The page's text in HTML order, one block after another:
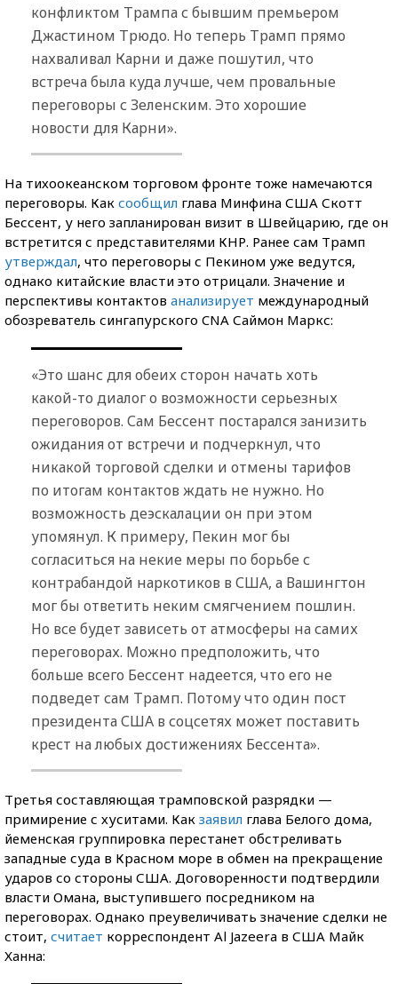
конфликтом Трампа с бывшим премьером
Джастином Трюдо. Но теперь Трамп прямо
нахваливал Карни и даже пошутил, что
встреча была куда лучше, чем провальные
переговоры с Зеленским. Это хорошие
новости для Карни».
На тихоокеанском торговом фронте тоже намечаются
переговоры. Как сообщил глава Минфина США Скотт
Бессент, у него запланирован визит в Швейцарию, где он
встретится с представителями КНР. Ранее сам Трамп
утверждал, что переговоры с Пекином уже ведутся,
однако китайские власти это отрицали. Значение и
перспективы контактов анализирует международный
обозреватель сингапурского CNA Саймон Маркс:
«Это шанс для обеих сторон начать хоть
какой-то диалог о возможности серьезных
переговоров. Сам Бессент постарался занизить
ожидания от встречи и подчеркнул, что
никакой торговой сделки и отмены тарифов
по итогам контактов ждать не нужно. Но
возможность деэскалации он при этом
упомянул. К примеру, Пекин мог бы
согласиться на некие меры по борьбе с
контрабандой наркотиков в США, а Вашингтон
мог бы ответить неким смягчением пошлин.
Но все будет зависеть от атмосферы на самих
переговорах. Можно предположить, что
больше всего Бессент надеется, что его не
подведет сам Трамп. Потому что один пост
президента США в соцсетях может поставить
крест на любых достижениях Бессента».
Третья составляющая трамповской разрядки —
примирение с хуситами. Как заявил глава Белого дома,
йеменская группировка перестанет обстреливать
западные суда в Красном море в обмен на прекращение
ударов со стороны США. Договоренности подтвердили
власти Омана, выступившего посредником на
переговорах. Однако преувеличивать значение сделки не
стоит, считает корреспондент Al Jazeera в США Майк
Ханна: